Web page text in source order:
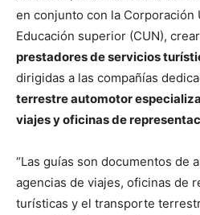
en conjunto con la Corporación
Educación superior (CUN),
prestadores de servicios
dirigidas a las compañías
terrestre automotor
viajes y oficinas de
“Las guías son documentos de
agencias de viajes, oficinas de
turísticas y el transporte